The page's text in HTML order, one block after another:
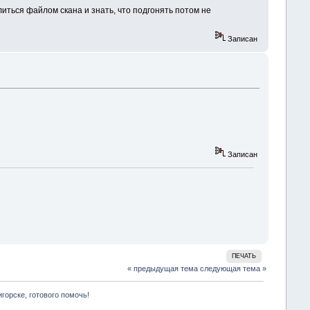
файлом скана и знать, что подгонять потом не
Записан
Записан
ПЕЧАТЬ
« предыдущая тема следующая тема »
готового помочь!